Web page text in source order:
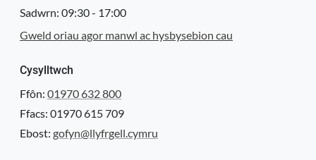
Sadwrn: 09:30- 17:00
Gweld oriau agor manwl ac hysbysebion cau
Cysylltwch
Ffôn: 01970 632 800
Ffacs: 01970 615 709
Ebost: gofyn@llyfrgell.cymru